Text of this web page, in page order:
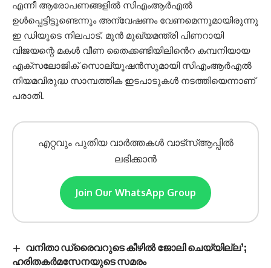
എന്നീ ആരോപണങ്ങളിൽ സിഎംആർഎൽ
ഉൾപ്പെട്ടിട്ടുണ്ടെന്നും അന്വേഷണം വേണമെന്നുമായിരുന്നു
ഇ ഡിയുടെ നിലപാട്. മുൻ മുഖ്യമന്ത്രി പിണറായി
വിജയന്റെ മകൾ വീണ തൈക്കണ്ടിയിലിൻെറ കമ്പനിയായ
എക്സലോജിക് സൊല്യൂഷൻസുമായി സിഎംആർഎൽ
നിയമവിരുദ്ധ സാമ്പത്തിക ഇടപാടുകൾ നടത്തിയെന്നാണ്
പരാതി.
എറ്റവും പുതിയ വാർത്തകൾ വാട്സ്ആപ്പിൽ
ലഭിക്കാൻ
Join Our WhatsApp Group
വനിതാ ഡ്രൈവറുടെ കീഴിൽ ജോലി ചെയ്യില്ല’;
ഹരിതകർമസേനയുടെ സമരം